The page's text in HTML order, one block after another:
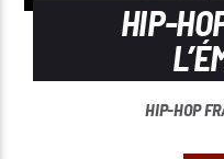
HIP-
HIP-HOP